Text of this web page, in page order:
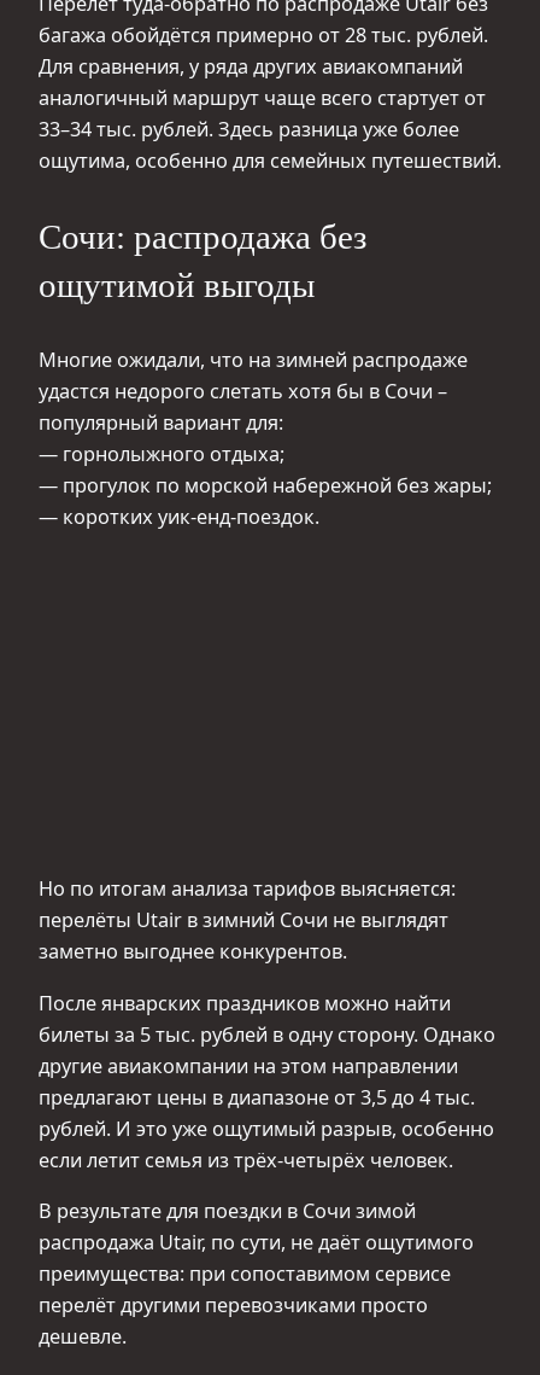
багажа обойдётся примерно от 28 тыс. рублей.
Для сравнения, у ряда других авиакомпаний
аналогичный маршрут чаще всего стартует от
33–34 тыс. рублей. Здесь разница уже более
ощутима, особенно для семейных путешествий.
Сочи: распродажа без
ощутимой выгоды
Многие ожидали, что на зимней распродаже
удастся недорого слетать хотя бы в Сочи –
популярный вариант для:
— горнолыжного отдыха;
— прогулок по морской набережной без жары;
— коротких уик-енд-поездок.
Но по итогам анализа тарифов выясняется:
перелёты Utair в зимний Сочи не выглядят
заметно выгоднее конкурентов.
После январских праздников можно найти
билеты за 5 тыс. рублей в одну сторону. Однако
другие авиакомпании на этом направлении
предлагают цены в диапазоне от 3,5 до 4 тыс.
рублей. И это уже ощутимый разрыв, особенно
если летит семья из трёх-четырёх человек.
В результате для поездки в Сочи зимой
распродажа Utair, по сути, не даёт ощутимого
преимущества: при сопоставимом сервисе
перелёт другими перевозчиками просто
дешевле.